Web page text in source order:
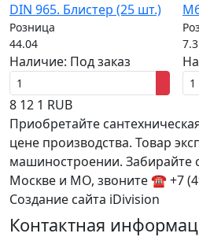
DIN 965. Блистер (25 шт.)
Розница
44.04
Наличие: Под заказ
8 12 1 RUB
Приобретайте
цене производства. Товар
машиностроении. Забирайте
Москве и МО, звоните ☎ +7
Создание сайта iDivision
Контактная